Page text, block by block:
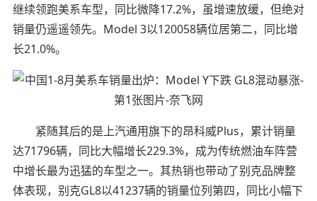
继续领跑美系车型，同比微降17.2%，虽增速放缓，但绝对
销量仍遥遥领先。Model 3以120058辆位居第二，同比增
长21.0%。
紧随其后的是上汽通用旗下的昂科威Plus，累计销量
达71796辆，同比大幅增长229.3%，成为传统燃油车阵营
中增长最为迅猛的车型之一。其热销也带动了别克品牌整
体表现，别克GL8以41237辆的销量位列第四，同比小幅下